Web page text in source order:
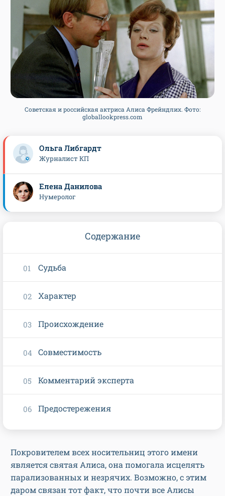
Советская и российская актриса Алиса Фрейндлих. Фото:
globallookpress.com
Покровителем всех носительниц этого имени
является святая Алиса, она помогала исцелять
парализованных и незрячих. Возможно, с этим
даром связан тот факт, что почти все Алисы
Ольга Либгардт
Журналист КП
Елена Данилова
Нумеролог
Содержание
Судьба
Характер
Происхождение
Совместимость
Комментарий эксперта
Предостережения